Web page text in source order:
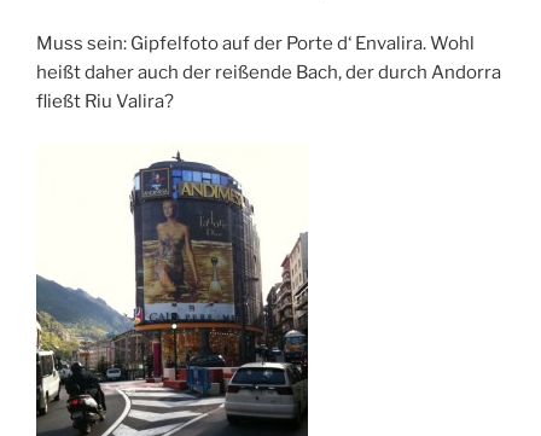
Muss sein: Gipfelfoto auf der Porte d‘ Envalira. Wohl
heißt daher auch der reißende Bach, der durch Andorra
fließt Riu Valira?